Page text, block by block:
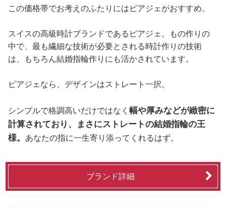
この価格帯でお考えのふたりにはピアジェがおすすめ。
スイスの高級時計ブランドであるピアジェ。もの作りの
中で、最も繊細な技術が必要とされる時計作りの技術
は、もちろん結婚指輪作りにも活かされています。
ピアジェなら、デザインはストレート一択。
シンプルで格調高いだけではなく幅や厚みなどが緻密に
計算されており、まさにストレートの結婚指輪の王
様。 あなたの指に一生寄り添ってくれるはず。
ブランド詳細